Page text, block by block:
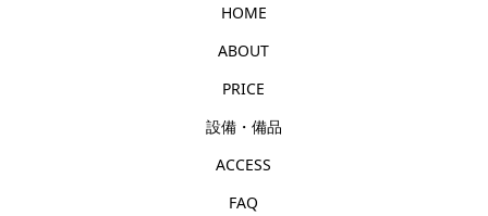
HOME
ABOUT
PRICE
設備・備品
ACCESS
FAQ